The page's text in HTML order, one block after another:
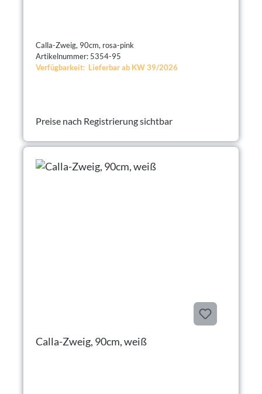
Calla-Zweig, 90cm, rosa-pink
Artikelnummer: 5354-95
Verfügbarkeit: Lieferbar ab KW 39/2026
Preise nach Registrierung sichtbar
Calla-Zweig, 90cm, weiß